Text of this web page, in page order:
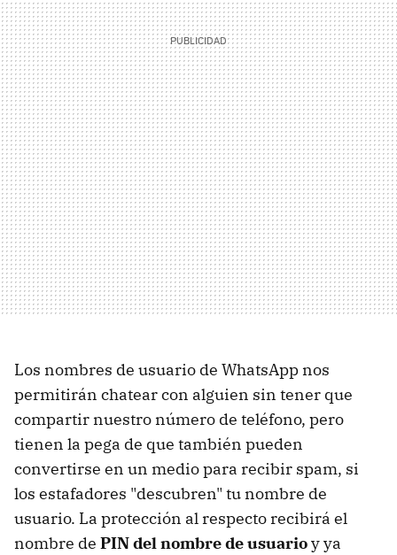
Los nombres de usuario de WhatsApp nos
permitirán chatear con alguien sin tener que
compartir nuestro número de teléfono, pero
tienen la pega de que también pueden
convertirse en un medio para recibir spam, si
los estafadores "descubren" tu nombre de
usuario. La protección al respecto recibirá el
nombre de PIN del nombre de usuarioy ya